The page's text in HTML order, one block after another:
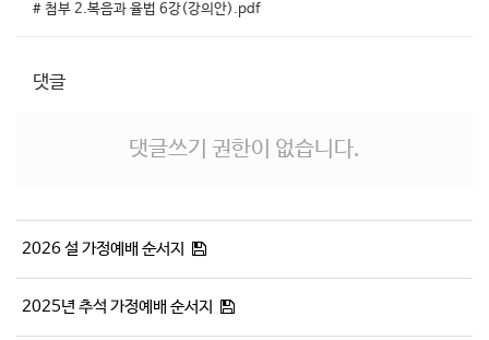
# 첨부 2.복음과 율법 6강(강의안).pdf
댓글
댓글쓰기 권한이 없습니다.
2026 설 가정예배 순서지
2025년 추석 가정예배 순서지